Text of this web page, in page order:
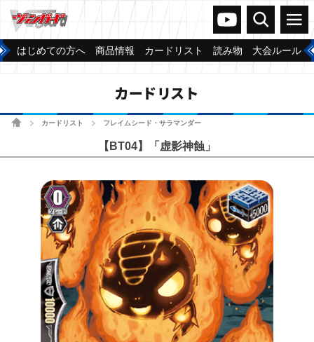
ヴァンガードch
検索 メニュー
はじめての方へ 商品情報 カードリスト 読み物 大会ルール
カードリスト
ホームカードリスト フレイムシード・サラマンダー
【BT04】「虚影神蝕」